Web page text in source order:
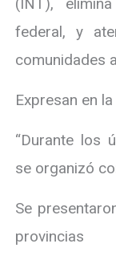
(INT),
federal, y
comunidades
Expresan en
“Durante los
se organizó
Se
provincias